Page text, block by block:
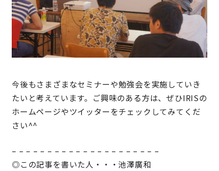
今後もさまざまなセミナーや勉強会を実施していき
たいと考えています。ご興味のある方は、ぜひIRISの
ホームページやツイッターをチェックしてみてくだ
さい^^
– – – – – – – – – – – – – – – – – – – – –
◎この記事を書いた人・・・池澤廣和